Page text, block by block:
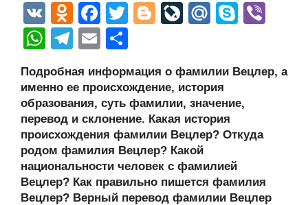
V
K
O
d
n
o
kl
a
ss
ni
ki
F
a
c
e
b
o
o
k
T
er
Bl
g
er
Li
J
o
ur
n
al
M
u
S
e
W
at
s
A
p
p
T
e
gr
a
m
E
ail р
а
в
и
ть
Подробная информация о фамилии Вецлер, а
именно ее происхождение, история
образования, суть фамилии, значение,
перевод и склонение. Какая история
происхождения фамилии Вецлер? Откуда
родом фамилия Вецлер? Какой
национальности человек с фамилией
Вецлер? Как правильно пишется фамилия
Вецлер? Верный перевод фамилии Вецлер